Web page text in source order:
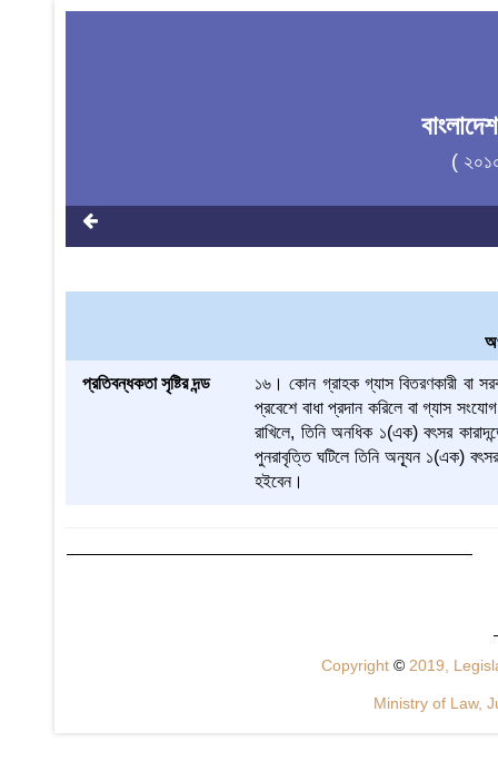
(
প্রতিবন্ধকতা সৃষ্টির দন্ড
১৬। কোন গ্রাহক গ্যাস বিতরণকারী বা
প্রবেশে বাধা প্রদান করিলে বা গ্যাস
রাখিলে, তিনি অনধিক ১(এক) বৎসর
পুনরাবৃত্তি ঘটিলে তিনি অন্যূন ১(এক)
হইবেন।
Copyright © 2019,
Ministry of Law,